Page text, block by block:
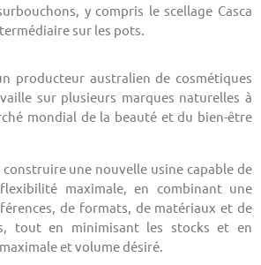
y compris le scellage Casca
sur les pots.
producteur australien de cosmétiques
sur plusieurs marques naturelles à
mondial de la beauté et du bien-être
une nouvelle usine capable de
maximale, en combinant une
de formats, de matériaux et de
tout en minimisant les stocks et en
et volume désiré.